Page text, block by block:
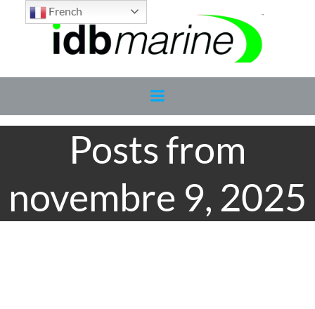
contenu
Posts from
novembre 9, 2025
French